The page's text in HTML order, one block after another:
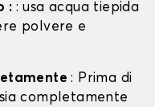
: : usa acqua tiepida
polvere e
: Prima di
completamente